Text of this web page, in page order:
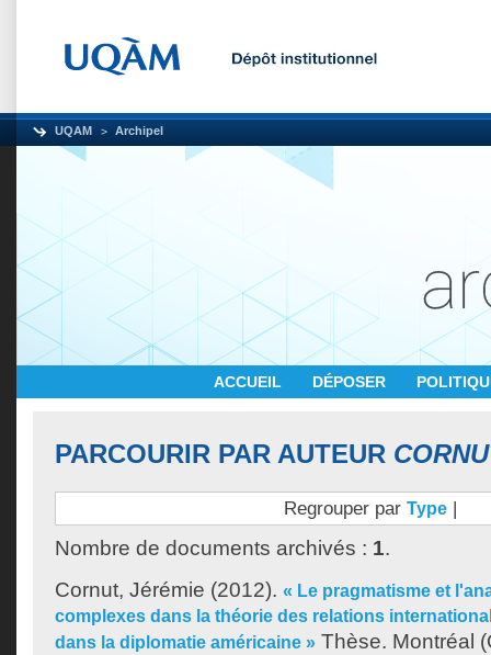
UQAM Archipel
ACCUEIL DÉPOSER
PARCOURIR PAR AUTEUR
Regrouper par Type |
Nombre de documents archivés : 1.
Cornut, Jérémie (2012). « Le pragmatisme et
complexes dans la théorie des relations
dans la diplomatie américaine » Thèse. Montréal